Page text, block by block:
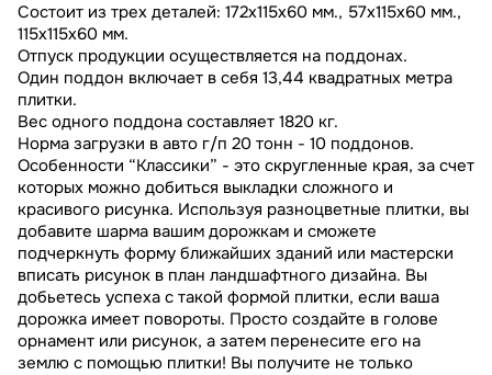
Состоит из трех деталей: 172х115х60 мм., 57х115х60 мм.,
115х115х60 мм.
Отпуск продукции осуществляется на поддонах.
Один поддон включает в себя 13,44 квадратных метра
плитки.
Вес одного поддона составляет 1820 кг.
Норма загрузки в авто г/п 20 тонн - 10 поддонов.
Особенности “Классики” - это скругленные края, за счет
которых можно добиться выкладки сложного и
красивого рисунка. Используя разноцветные плитки, вы
добавите шарма вашим дорожкам и сможете
подчеркнуть форму ближайших зданий или мастерски
вписать рисунок в план ландшафтного дизайна. Вы
добьетесь успеха с такой формой плитки, если ваша
дорожка имеет повороты. Просто создайте в голове
орнамент или рисунок, а затем перенесите его на
землю с помощью плитки! Вы получите не только